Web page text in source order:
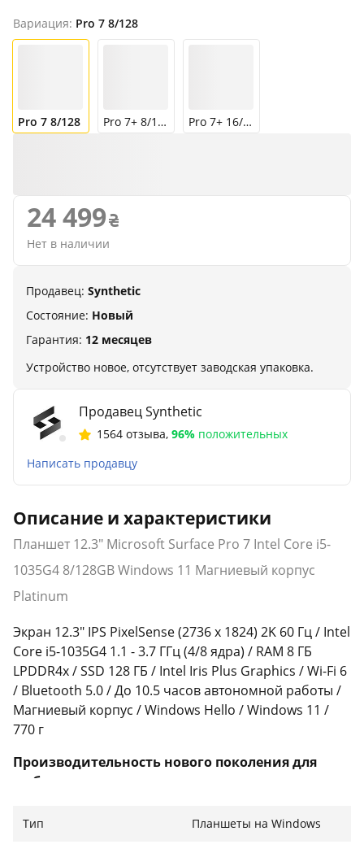
Вариация: Pro 7 8/128
Pro 7 8/128 Pro 7+ 8/128 Pro 7+ 16/256
24 499
Нет в наличии
Продавец: Synthetic
Состояние: Новый
Гарантия: 12 месяцев
Устройство новое, отсутствует заводская упаковка.
Продавец Synthetic
1564 отзыва, 96% положительных
Написать продавцу
Описание и характеристики
Планшет 12.3" Microsoft Surface Pro 7 Intel Core i5-
1035G4 8/128GB Windows 11 Магниевый корпус
Platinum
Экран 12.3" IPS PixelSense (2736 x 1824) 2K 60 Гц / Intel
Core i5-1035G4 1.1 - 3.7 ГГц (4/8 ядра) / RAM 8 ГБ
LPDDR4x / SSD 128 ГБ / Intel Iris Plus Graphics / Wi-Fi 6
/ Bluetooth 5.0 / До 10.5 часов автономной работы /
Магниевый корпус / Windows Hello / Windows 11 /
770 г
Производительность нового поколения для
любых задач
решение, которое легко адаптируется к вашему
Тип Планшеты на Windows